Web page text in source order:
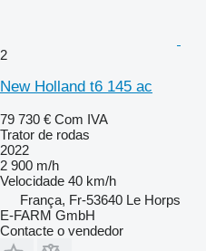
2
New Holland t6 145 ac
79 730 € Com IVA
Trator de rodas
2022
2 900 m/h
Velocidade 40 km/h
França, Fr-53640 Le Horps
E-FARM GmbH
Contacte o vendedor